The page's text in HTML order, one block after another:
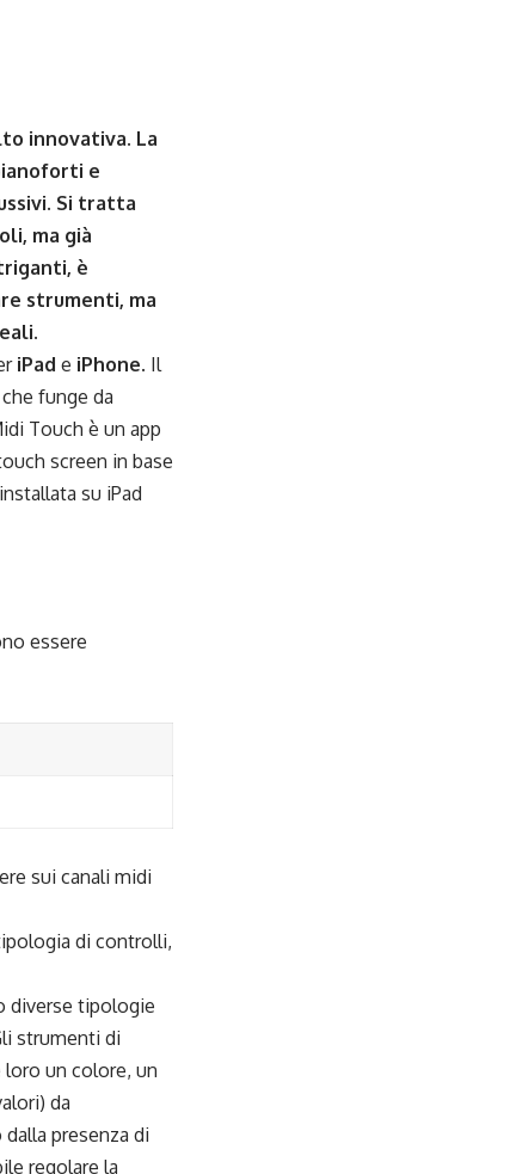
innovativa. La
e
Si tratta
ma già
è
strumenti, ma
iPad e iPhone. Il
funge da
Touch è un app
screen in base
su iPad
essere
sui canali midi
di controlli,
diverse tipologie
strumenti di
un colore, un
da
presenza di
regolare la